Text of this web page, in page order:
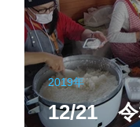
12/21 令
2019年